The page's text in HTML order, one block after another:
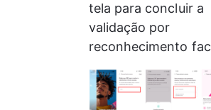
tela para concluir a
validação por
reconhecimento